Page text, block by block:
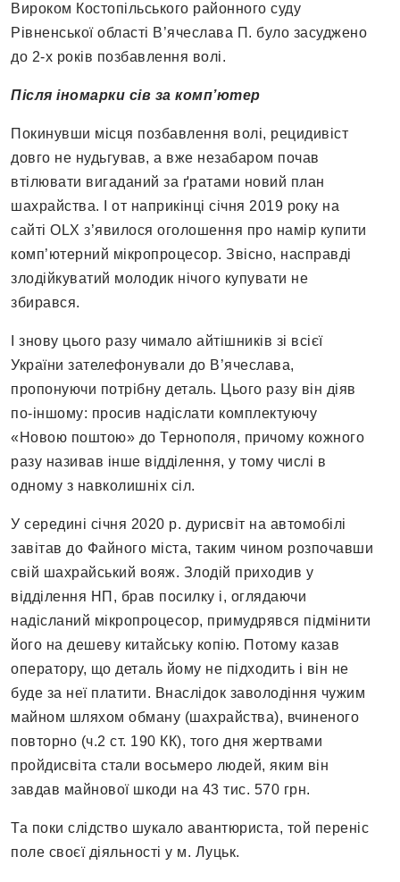
Вироком Костопільського районного суду
Рівненської області В’ячеслава П. було засуджено
до 2-х років позбавлення волі.
Після іномарки сів за комп’ютер
Покинувши місця позбавлення волі, рецидивіст
довго не нудьгував, а вже незабаром почав
втілювати вигаданий за ґратами новий план
шахрайства. І от наприкінці січня 2019 року на
сайті ОLХ з’явилося оголошення про намір купити
комп’ютерний мікропроцесор. Звісно, насправді
злодійкуватий молодик нічого купувати не
збирався.
І знову цього разу чимало айтішників зі всієї
України зателефонували до В’ячеслава,
пропонуючи потрібну деталь. Цього разу він діяв
по-іншому: просив надіслати комплектуючу
«Новою поштою» до Тернополя, причому кожного
разу називав інше відділення, у тому числі в
одному з навколишніх сіл.
У середині січня 2020 р. дурисвіт на автомобілі
завітав до Файного міста, таким чином розпочавши
свій шахрайський вояж. Злодій приходив у
відділення НП, брав посилку і, оглядаючи
надісланий мікропроцесор, примудрявся підмінити
його на дешеву китайську копію. Потому казав
оператору, що деталь йому не підходить і він не
буде за неї платити. Внаслідок заволодіння чужим
майном шляхом обману (шахрайства), вчиненого
повторно (ч.2 ст. 190 КК), того дня жертвами
пройдисвіта стали восьмеро людей, яким він
завдав майнової шкоди на 43 тис. 570 грн.
Та поки слідство шукало авантюриста, той переніс
поле своєї діяльності у м. Луцьк.